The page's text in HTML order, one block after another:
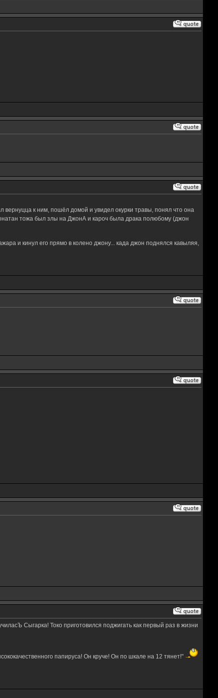
вернуцца к ним, пошёл домой и увидел окурки травы, понял что она
тожа был злы на ДжонА и кароч была драка полюбому (джон
и кинул его прямо в колено джону... када джон поднялся кавыляя,
Сыгарка! Токо приготовился поджигать как первый раз в жизни
папируса! Он круче! Он по шкале на 12 тянет!"